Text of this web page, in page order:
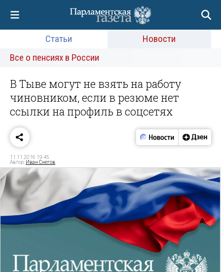
Статьи
Новости
Все о пенсиях в России
В Тыве могут не взять на работу
чиновником, если в резюме нет
ссылки на профиль в соцсетях
11.11.2016 19:45
Автор: Иван Снегов